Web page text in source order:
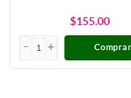
$155.00
Comprar